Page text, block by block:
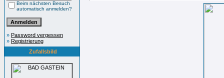
Beim nächsten Besuch
automatisch anmelden?
» Password vergessen
» Registrierung
Zufallsbild